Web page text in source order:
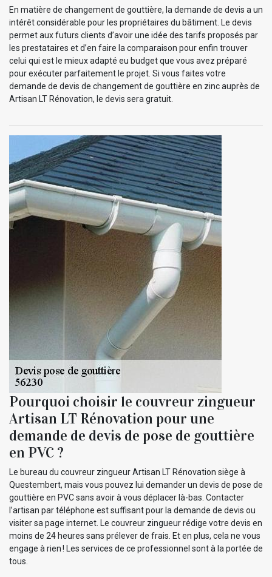
En matière de changement de gouttière, la demande de devis a un
intérêt considérable pour les propriétaires du bâtiment. Le devis
permet aux futurs clients d’avoir une idée des tarifs proposés par
les prestataires et d’en faire la comparaison pour enfin trouver
celui qui est le mieux adapté eu budget que vous avez préparé
pour exécuter parfaitement le projet. Si vous faites votre
demande de devis de changement de gouttière en zinc auprès de
Artisan LT Rénovation, le devis sera gratuit.
Pourquoi choisir le couvreur zingueur
Artisan LT Rénovation pour une
demande de devis de pose de gouttière
en PVC ?
Le bureau du couvreur zingueur Artisan LT Rénovation siège à
Questembert, mais vous pouvez lui demander un devis de pose de
gouttière en PVC sans avoir à vous déplacer là-bas. Contacter
l’artisan par téléphone est suffisant pour la demande de devis ou
visiter sa page internet. Le couvreur zingueur rédige votre devis en
moins de 24 heures sans prélever de frais. Et en plus, cela ne vous
engage à rien ! Les services de ce professionnel sont à la portée de
tous.